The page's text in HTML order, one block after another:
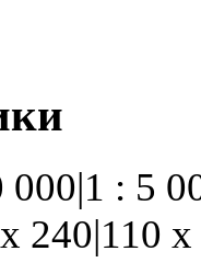
000|1 : 5
240|110